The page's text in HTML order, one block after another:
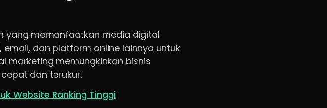
yang memanfaatkan media digital
dan platform online lainnya untuk
marketing memungkinkan bisnis
dan terukur.
Website Ranking Tinggi